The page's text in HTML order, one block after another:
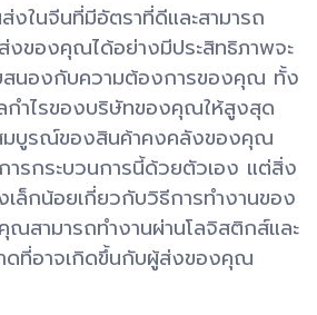
งในจีนที่มีอัตราที่ดีและสามารถ
งของคุณได้อย่างมีประสิทธิภาพจะ
สนองกับความต้องการของคุณ ทั้ง
กำไรของบริษัทของคุณให้สูงสุด
มบูรณ์ของสินค้าคงคลังของคุณ
ารกระบวนการนี้ด้วยตัวเอง แต่สิ่ง
ล็กน้อยเกี่ยวกับวิธีการทำงานของ
ณสามารถทำงานผ่านโลจิสติกส์และ
ที่อาจเกิดขึ้นกับผู้ส่งของคุณ